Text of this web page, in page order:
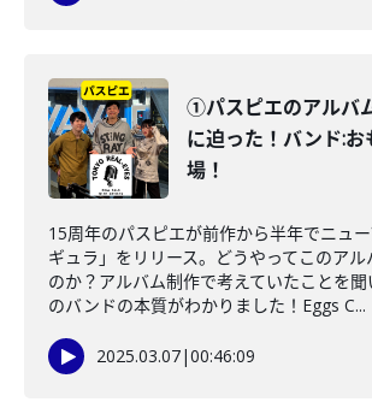
①パスピエのアルバ
に迫った！バンド:お
場！
15周年のパスピエが前作から半年でニュ
ギュラ」をリリース。どうやってこのア
のか？アルバム制作で考えていたことを聞
のバンドの本質がわかりました！Eggs C...
2025.03.07|00:46:09